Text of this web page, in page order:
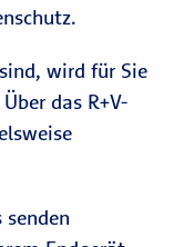
wird für Sie
das R+V-